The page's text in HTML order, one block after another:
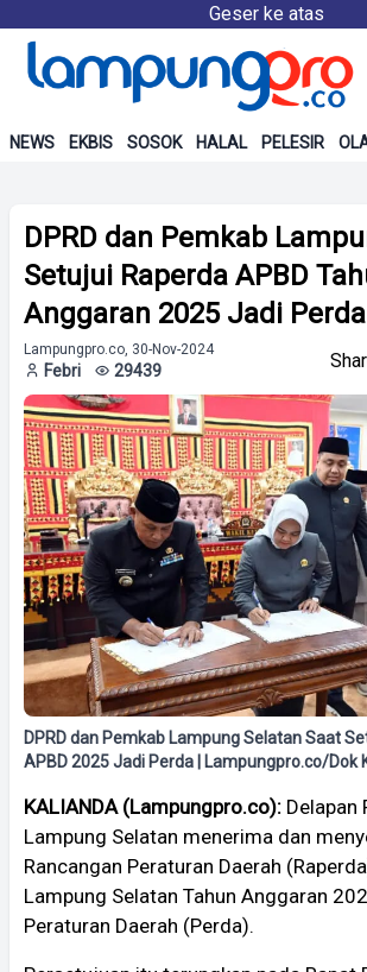
Geser ke atas
NEWS EKBIS SOSOK HALAL PELESIR
DPRD dan Pemkab
Setujui Raperda APBD
Anggaran 2025 Jadi Perda
Lampungpro.co, 30-Nov-2024
Febri 29439
DPRD dan Pemkab Lampung Selatan Saat
APBD 2025 Jadi Perda | Lampungpro.co/Dok
KALIANDA (Lampungpro.co): Delapan
Lampung Selatan menerima dan
Rancangan Peraturan Daerah
Lampung Selatan Tahun Anggaran
Peraturan Daerah (Perda).